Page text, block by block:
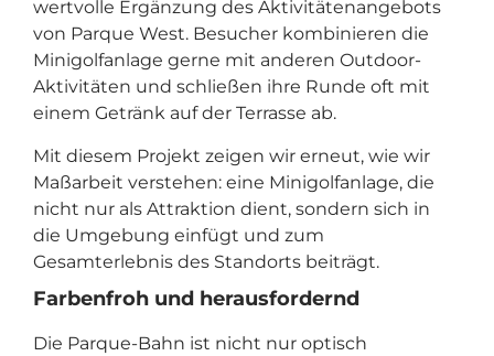
wertvolle Ergänzung des Aktivitätenangebots
von Parque West. Besucher kombinieren die
Minigolfanlage gerne mit anderen Outdoor-
Aktivitäten und schließen ihre Runde oft mit
einem Getränk auf der Terrasse ab.
Mit diesem Projekt zeigen wir erneut, wie wir
Maßarbeit verstehen: eine Minigolfanlage, die
nicht nur als Attraktion dient, sondern sich in
die Umgebung einfügt und zum
Gesamterlebnis des Standorts beiträgt.
Farbenfroh und herausfordernd
Die Parque-Bahn ist nicht nur optisch